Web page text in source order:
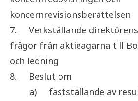
koncernrevisionsberättelsen
7.
Verkställande
frågor från aktieägarna till
och ledning
8.
Beslut om
a)
fastställande av